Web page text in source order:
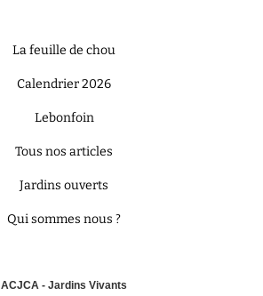
La feuille de chou
Calendrier 2026
Lebonfoin
Tous nos articles
Jardins ouverts
Qui sommes nous ?
ACJCA - Jardins Vivants